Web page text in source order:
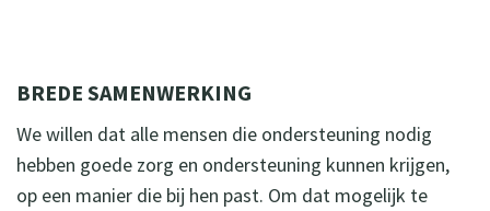
BREDE SAMENWERKING
We willen dat alle mensen die ondersteuning nodig
hebben goede zorg en ondersteuning kunnen krijgen,
op een manier die bij hen past. Om dat mogelijk te